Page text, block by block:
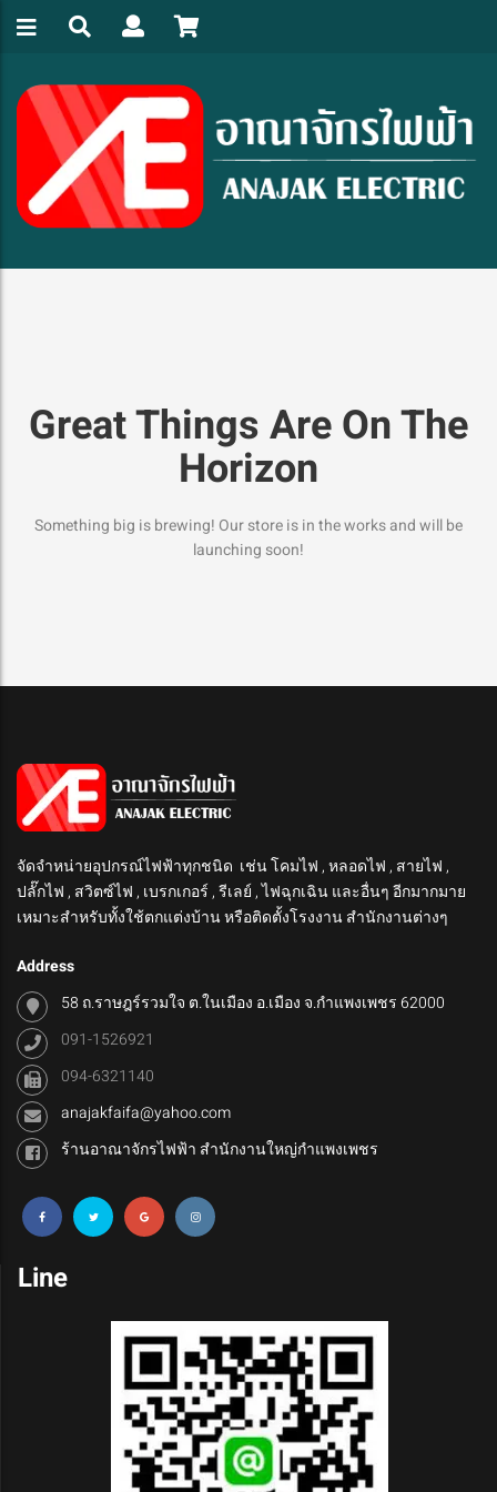
Great Things Are On The
Horizon
Something big is brewing! Our store is in the works and will be
launching soon!
จัดจำหน่ายอุปกรณ์ไฟฟ้าทุกชนิด เช่น โคมไฟ , หลอดไฟ , สายไฟ ,
ปลั๊กไฟ , สวิตซ์ไฟ , เบรกเกอร์ , รีเลย์ , ไฟฉุกเฉิน และอื่นๆ อีกมากมาย
เหมาะสำหรับทั้งใช้ตกแต่งบ้าน หรือติดตั้งโรงงาน สำนักงานต่างๆ
Address
58 ถ.ราษฎร์รวมใจ ต.ในเมือง อ.เมือง จ.กำแพงเพชร 62000
091-1526921
094-6321140
anajakfaifa@yahoo.com
ร้านอาณาจักรไฟฟ้า สำนักงานใหญ่กำแพงเพชร
Line